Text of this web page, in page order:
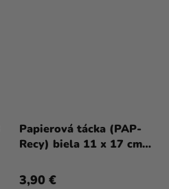
Papierová tácka (PAP-
Recy) biela 11 x 17 cm
3,90 €